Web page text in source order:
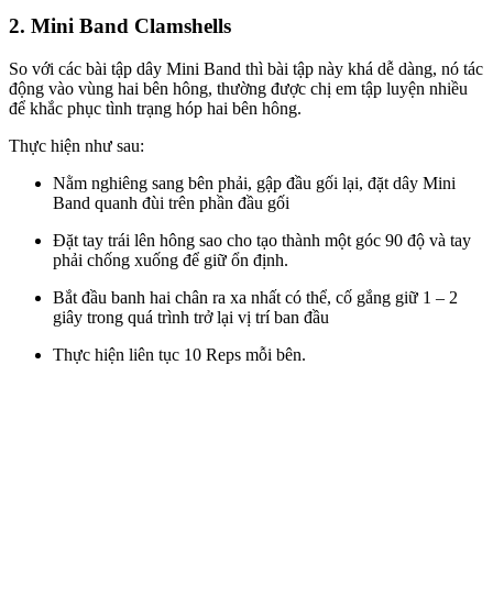
2. Mini Band Clamshells
So với các bài tập dây Mini Band thì bài tập này khá dễ dàng, nó tác
động vào vùng hai bên hông, thường được chị em tập luyện nhiều
để khắc phục tình trạng hóp hai bên hông.
Thực hiện như sau:
Nằm nghiêng sang bên phải, gập đầu gối lại, đặt dây Mini
Band quanh đùi trên phần đầu gối
Đặt tay trái lên hông sao cho tạo thành một góc 90 độ và tay
phải chống xuống để giữ ổn định.
Bắt đầu banh hai chân ra xa nhất có thể, cố gắng giữ 1 – 2
giây trong quá trình trở lại vị trí ban đầu
Thực hiện liên tục 10 Reps mỗi bên.